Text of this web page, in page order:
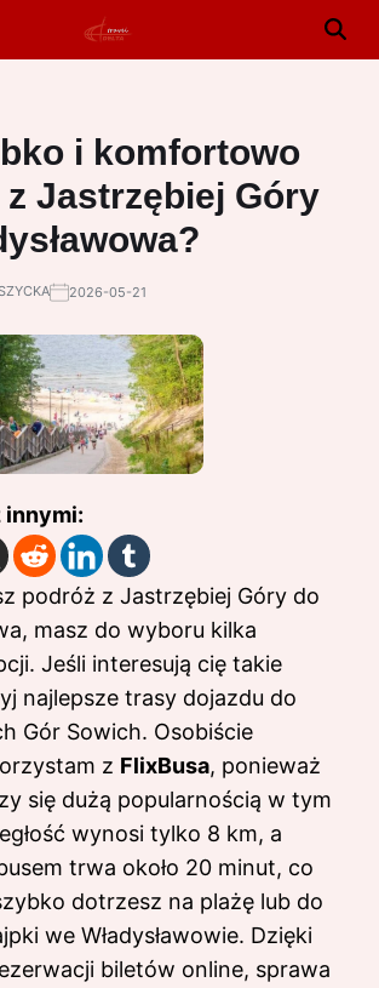
i komfortowo
Jastrzębiej Góry
2026-05-21
innymi:
podróż z Jastrzębiej Góry do
masz do wyboru kilka
Jeśli interesują cię takie
najlepsze trasy dojazdu do
Gór Sowich. Osobiście
z FlixBusa, ponieważ
się dużą popularnością w tym
wynosi tylko 8 km, a
trwa około 20 minut, co
dotrzesz na plażę lub do
we Władysławowie. Dzięki
biletów online, sprawa